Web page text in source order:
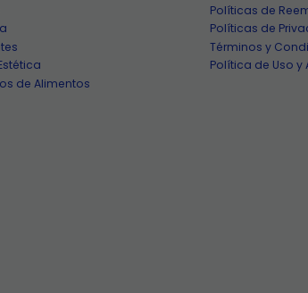
de Alimentos
Políticas de
Políticas de
Términos y
Política de Uso